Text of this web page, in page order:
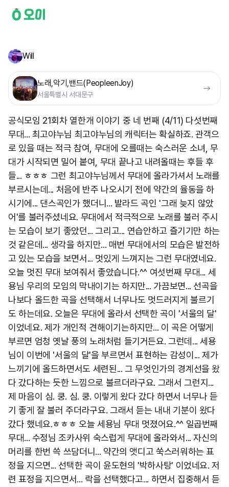
Will
노래,악기,밴드(PeopleenJoy)
서울특별시 서대문구
공식모임 21회차 열한개 이야기 중 네 번째 (4/11) 다섯번째
무대... 최고야누님 최고야누님의 캐릭터는 확실하죠. 관객으
로 있을 때는 적극 참여, 무대에 오를때는 숙스러운 소녀, 무
대가 시작되면 밀어 붙여, 무대 끝나고 내려올때는 후들 후
들... ㅎㅎㅎ 그런 최고야누님께서 무대에 올라가셔서 노래를
부르시는데... 처음에 반주 나오시기 전에 약간의 율동을 하
시기에... 댄스곡인가 했더니... 발라드 곡인 '그래 늦지 않았
어'를 불러주셨네요. 무대에서 적극적으로 노래를 불러 주시
는 모습이 보기 좋았던... 그리고... 연습안하고 즐기기만 하는
것 같은데... 생각을 하지만... 매번 무대에서의 모습은 발전하
고 있는 모습을 보면서... 멋있게 느껴지는 그런 무대였네요.
오늘 멋진 무대 보여줘서 좋았습니다.^^ 여섯번째 무대... 세
용님 우리의 모임의 막내이기는 하지만... 가끔보면... 선곡을
나보다 올드한 곡을 선택해서 너무나도 멋드러지게 불르기
도 하는데요. 오늘은 무대에 올라서 선택한 곡이 '서울의 달'
이었네요. 제가 개인적 견해이기는하지만... 이 곡은 어떻게
부르면 엄청 옛날 풍의 노래처럼 들기거든요. 그런데... 세용
님이 이번에 '서울의 달'을 부르면서 표현하는 감성이... 제가
느끼기에 올드하면서도 세련된... 그 무엇인가의 경계선을 왔
다 갔다하는 듯한 느낌으로 불르더라구요. 그래서 그런지...
제 마음이 심. 쿵. 심. 쿵. 이렇게 왔다 갔다 하면서 너무나 듣
기 좋게 잘 불러 주더라구요. 그래서 듣는 내내 기분이 왔다
갔다 했네요.ㅎㅎㅎ 오늘 세용님 무대 멋졌어요.^^ 일곱번째
무대... 수정님 조카사위 숙스럽게 무대에 올라와서... 자신의
머리를 한번 쓱 쓰담더니... 약간의 앳디고 쑥스러워하는 표
정을 지으면... 선택한 곡이 윤도현의 '박하사탕' 이었네요. 저
련 표정을 지으면서... 락을 선택했다고... 하면서 집중해서 듣